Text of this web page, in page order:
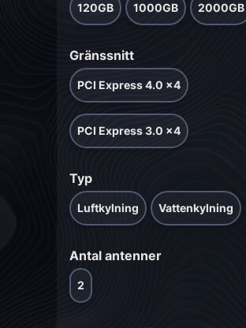
120GB 1000GB 2000GB
Gränssnitt
PCI Express 4.0 x4
PCI Express 3.0 x4
Typ
Luftkylning Vattenkylning
Antal antenner
2